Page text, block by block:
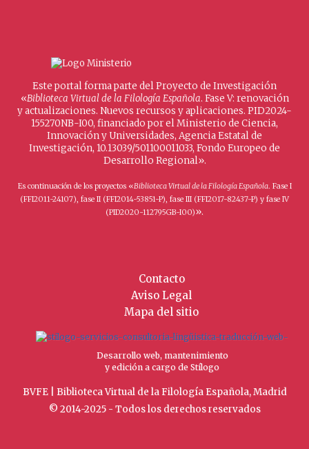
Este portal forma parte del Proyecto de Investigación
«Biblioteca Virtual de la Filología Española. Fase V: renovación
y actualizaciones. Nuevos recursos y aplicaciones. PID2024-
155270NB-I00, financiado por el Ministerio de Ciencia,
Innovación y Universidades, Agencia Estatal de
Investigación, 10.13039/501100011033, Fondo Europeo de
Desarrollo Regional».
Es continuación de los proyectos «Biblioteca Virtual de la Filología Española. Fase I
(FFI2011-24107), fase II (FFI2014-53851-P), fase III (FFI2017-82437-P) y fase IV
(PID2020-112795GB-I00)».
Contacto
Aviso Legal
Mapa del sitio
Desarrollo web, mantenimiento
y edición a cargo de Stílogo
BVFE | Biblioteca Virtual de la Filología Española, Madrid
© 2014-2025 - Todos los derechos reservados